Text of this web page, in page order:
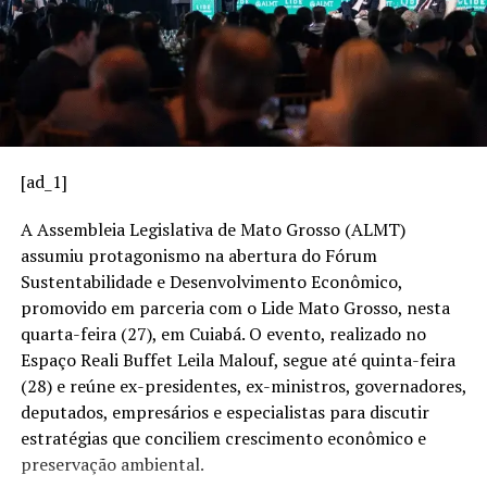
aceitar isso. Eu, por exemplo, acho muito errado [retirar
assinaturas], até evito assinar qualquer
encaminhamento sem ter convicção, porque eu vou até
o final. Se você assinar e depois recuar, eu acho muito
ruim quanto a imagem de parlamentar. Tem que ter um
motivo muito forte.”, pontua.
O presidente adianta que o requerimento apresentado
que invadia competências. “Além da falta de assinaturas,
o embasamento da CPI não está correto. O que ela
protocolou na Assembleia, eu encaminhei para a minha
procuradoria e veio cheio de falhas. Existem
questionamentos que pedem investigação até sobre o
governo federal. Isso não é de nossa competência” ,
emenda.
Russi ainda enfatiza que o enfrentamento da violência
contra a mulher não está sendo eficaz no estado e que o
[ad_1]
A Assembleia Legislativa de Mato Grosso (ALMT)
assumiu protagonismo na abertura do Fórum
Sustentabilidade e Desenvolvimento Econômico,
promovido em parceria com o Lide Mato Grosso, nesta
quarta-feira (27), em Cuiabá. O evento, realizado no
Espaço Reali Buffet Leila Malouf, segue até quinta-feira
(28) e reúne ex-presidentes, ex-ministros, governadores,
deputados, empresários e especialistas para discutir
estratégias que conciliem crescimento econômico e
preservação ambiental.